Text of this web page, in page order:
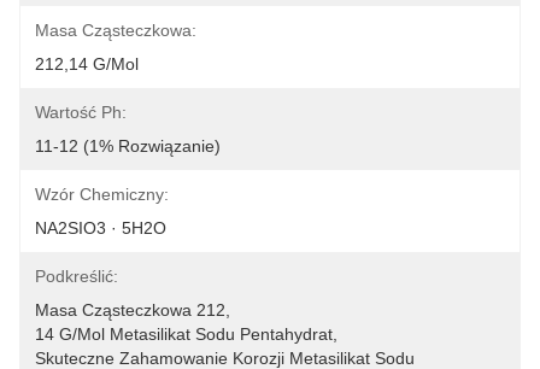
Masa Cząsteczkowa:
212,14 G/mol
Wartość Ph:
11-12 (1% Rozwiązanie)
Wzór Chemiczny:
NA2SIO3 · 5H2O
Podkreślić:
Masa Cząsteczkowa 212
14 G/mol Metasilikat Sodu Pentahydrat
Skuteczne Zahamowanie Korozji Metasilikat Sodu